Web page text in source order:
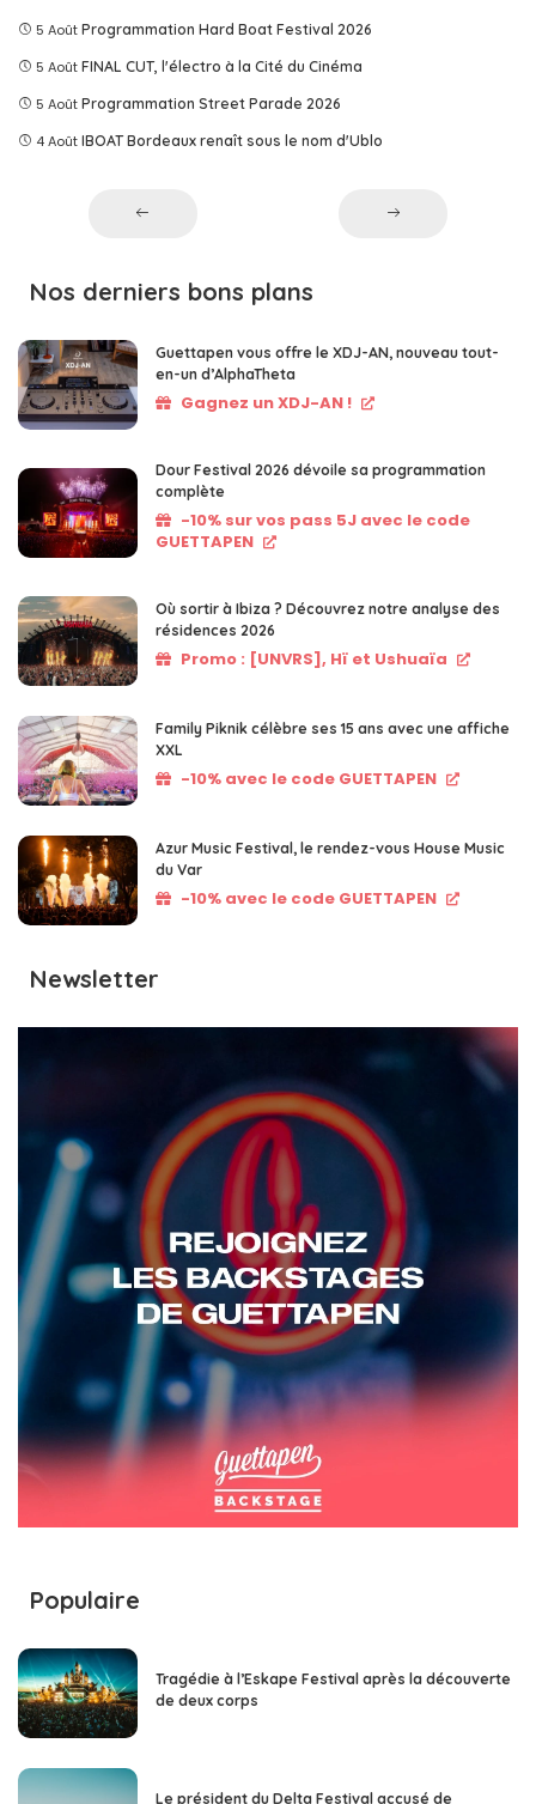
5 Août Programmation Hard Boat Festival 2026
5 Août FINAL CUT, l'électro à la Cité du Cinéma
5 Août Programmation Street Parade 2026
4 Août IBOAT Bordeaux renaît sous le nom d'Ublo
Nos derniers bons plans
Guettapen vous offre le XDJ-AN, nouveau tout-
en-un d’AlphaTheta
Gagnez un XDJ-AN !
Dour Festival 2026 dévoile sa programmation
complète
-10% sur vos pass 5J avec le code
GUETTAPEN
Où sortir à Ibiza ? Découvrez notre analyse des
résidences 2026
Promo : [UNVRS], Hï et Ushuaïa
Family Piknik célèbre ses 15 ans avec une affiche
XXL
-10% avec le code GUETTAPEN
Azur Music Festival, le rendez-vous House Music
du Var
-10% avec le code GUETTAPEN
Newsletter
Populaire
Tragédie à l’Eskape Festival après la découverte
de deux corps
Le président du Delta Festival accusé de